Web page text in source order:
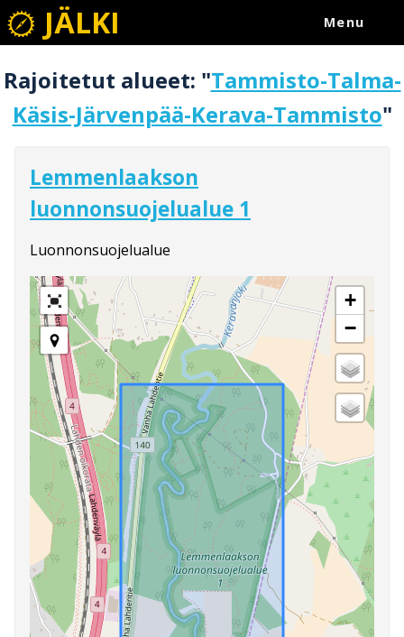
JÄLKI Menu
Rajoitetut alueet: "Tammisto-Talma-
Käsis-Järvenpää-Kerava-Tammisto"
Lemmenlaakson
luonnonsuojelualue 1
Luonnonsuojelualue
+
−